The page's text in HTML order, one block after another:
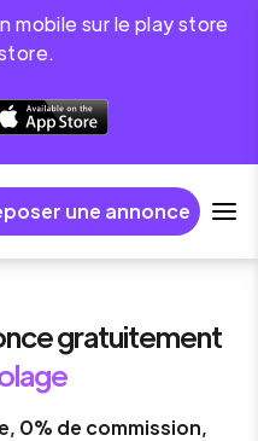
mobile sur le play store
une annonce
gratuitement
0% de commission,